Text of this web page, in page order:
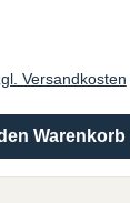
Versandkosten
Warenkorb